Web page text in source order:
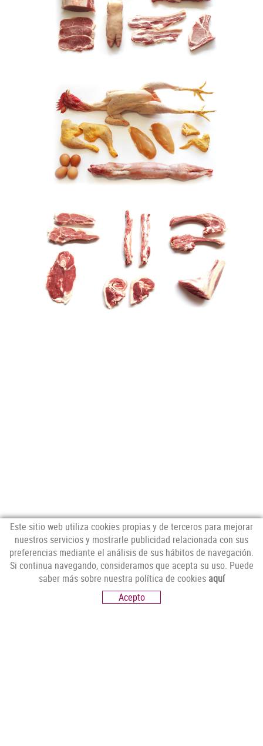
CONTÁCTANOS
C/ Espolla, 14,
17751 Sant Climent Sescebes, Girona
T. 972 56 30 08 - whatsapp: 637 542 888
Este sitio web utiliza cookies propias y de terceros para mejorar
nuestros servicios y mostrarle publicidad relacionada con sus
preferencias mediante el análisis de sus hábitos de navegación.
Si continua navegando, consideramos que acepta su uso. Puede
saber más sobre nuestra política de cookies aquí
Acepto